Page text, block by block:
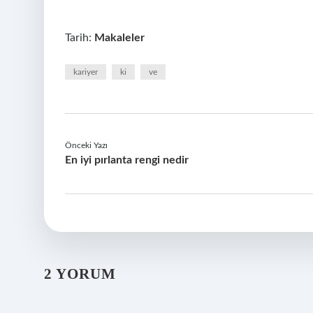
Tarih: Makaleler
kariyer ki ve
Önceki Yazı
En iyi pırlanta rengi nedir
2 YORUM